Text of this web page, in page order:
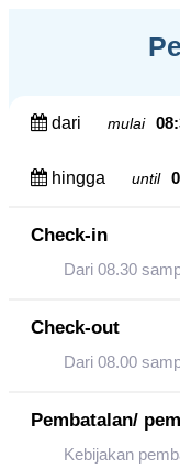
dari mulai
hingga until
Check-in
Dari 08.30
Check-out
Dari 08.00
Pembatalan/
Kebijakan